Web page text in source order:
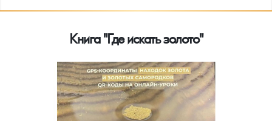
Инвестиционные монеты
Монеты Россия и СССР
Памятные и старинные монеты
Как сделать заказ
Подлинность монет
Книга "Где искать золото"